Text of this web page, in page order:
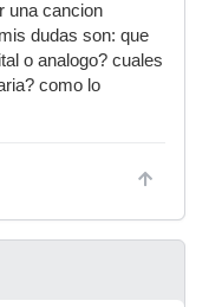
una cancion
dudas son: que
o analogo? cuales
como lo